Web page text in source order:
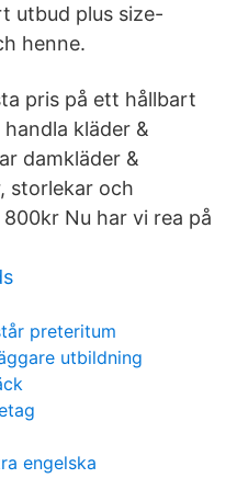
utbud plus size-
henne.
pris på ett hållbart
kläder &
damkläder &
storlekar och
Nu har vi rea på
preteritum
utbildning
engelska